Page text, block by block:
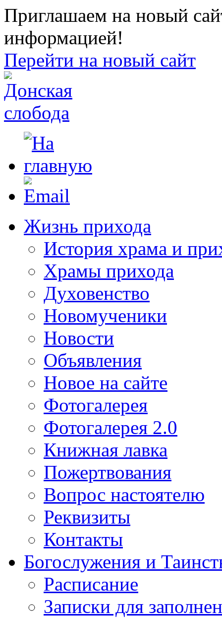
Приглашаем на новый
информацией!
Перейти на новый сайт
Жизнь прихода
История храма и
Храмы прихода
Духовенство
Новомученики
Новости
Объявления
Новое на сайте
Фотогалерея
Фотогалерея 2.0
Книжная лавка
Пожертвования
Вопрос настоятелю
Реквизиты
Контакты
Богослужения и
Расписание
Записки для